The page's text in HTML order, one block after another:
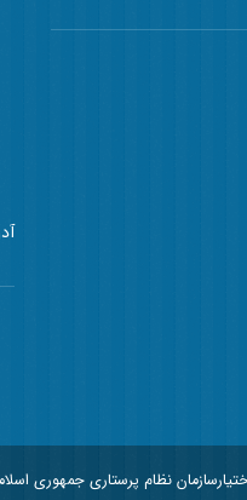
نظام پرستاری جمهوری